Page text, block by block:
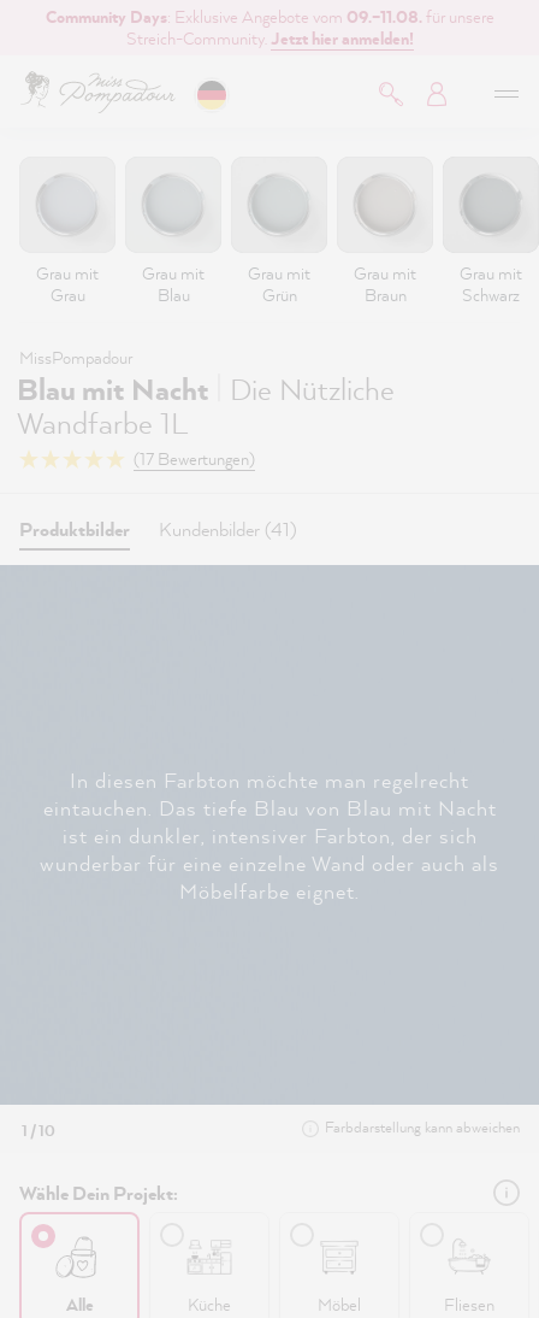
springen
Community Days: Exklusive Angebote vom 09.–11.08. für unsere
Streich-Community. Jetzt hier anmelden!
Grau mit
Grau
Grau mit
Blau
Grau mit
Grün
Grau mit
Braun
Grau mit
Schwarz
MissPompadour
Blau mit Nacht
Die Nützliche
Wandfarbe 1L
(17 Bewertungen)
Produktbilder Kundenbilder (41)
In diesen Farbton möchte man regelrecht
eintauchen. Das tiefe Blau von Blau mit Nacht
ist ein dunkler, intensiver Farbton, der sich
wunderbar für eine einzelne Wand oder auch als
Möbelfarbe eignet.
1 / 10 Farbdarstellung kann abweichen
Wähle Dein Projekt:
Alle Küche Möbel Fliesen